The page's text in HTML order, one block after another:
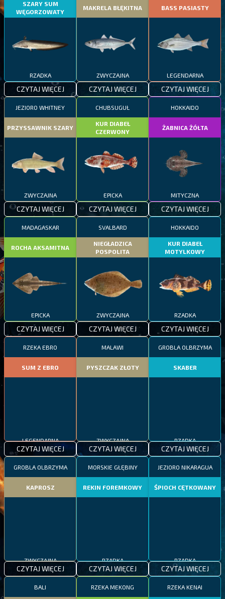
SZARY SUM
WĘGORZOWATY
RZADKA
CZYTAJ WIĘCEJ
MAKRELA BŁĘKITNA
ZWYCZAJNA
CZYTAJ WIĘCEJ
BASS PASIASTY
LEGENDARNA
CZYTAJ WIĘCEJ
JEZIORO WHITNEY
PRZYSSAWNIK SZARY
ZWYCZAJNA
CZYTAJ WIĘCEJ
CHUBSUGUŁ
KUR DIABEŁ
CZERWONY
EPICKA
CZYTAJ WIĘCEJ
HOKKAIDO
ŻABNICA ŻÓŁTA
MITYCZNA
CZYTAJ WIĘCEJ
MADAGASKAR
ROCHA AKSAMITNA
EPICKA
CZYTAJ WIĘCEJ
SVALBARD
NIEGŁADZICA
POSPOLITA
ZWYCZAJNA
CZYTAJ WIĘCEJ
HOKKAIDO
KUR DIABEŁ
MOTYLKOWY
RZADKA
CZYTAJ WIĘCEJ
RZEKA EBRO
SUM Z EBRO
LEGENDARNA
CZYTAJ WIĘCEJ
MALAWI
PYSZCZAK ZŁOTY
ZWYCZAJNA
CZYTAJ WIĘCEJ
GROBLA OLBRZYMA
SKABER
RZADKA
CZYTAJ WIĘCEJ
GROBLA OLBRZYMA
KAPROSZ
ZWYCZAJNA
CZYTAJ WIĘCEJ
MORSKIE GŁĘBINY
REKIN FOREMKOWY
RZADKA
CZYTAJ WIĘCEJ
JEZIORO NIKARAGUA
ŚPIOCH CĘTKOWANY
RZADKA
CZYTAJ WIĘCEJ
BALI RZEKA MEKONG RZEKA KENAI